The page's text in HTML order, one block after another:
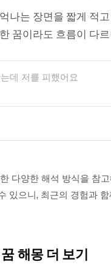
나는 장면을 짧게 적
꿈이라도 흐름이 다
다양한 해석 방식을 참
있으니, 최근의 경험과
해몽 더 보기